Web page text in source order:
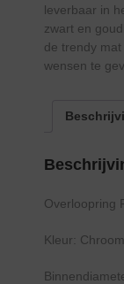
leverbaar in
zwart en
de trendy
wensen te
Overloopring
Kleur: